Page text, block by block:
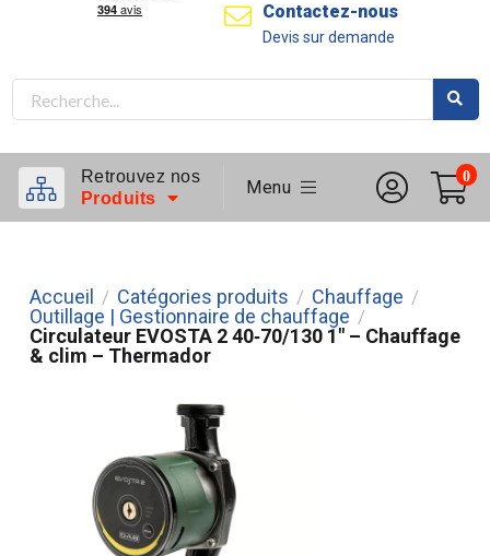
Contactez-nous
Devis sur demande
Retrouvez nos
Produits
Menu
0
Accueil / Catégories produits / Chauffage /
Outillage | Gestionnaire de chauffage /
Circulateur EVOSTA 2 40‑70/130 1" – Chauffage
& clim – Thermador